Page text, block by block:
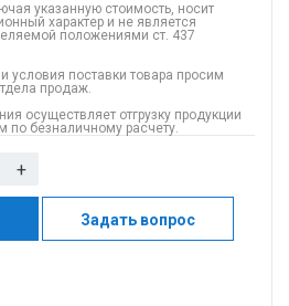
указанную стоимость, носит
характер и не является
положениями ст. 437
условия поставки товара просим
продаж.
осуществляет отгрузку продукции
по безналичному расчету.
+
Задать вопрос